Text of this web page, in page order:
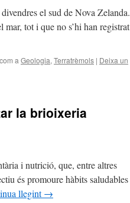
el sud de Nova Zelanda.
mar, tot i que no s’hi han registrat
a Geologia, Terratrèmols | Deixa un
la brioixeria
i nutrició, que, entre altres
és promoure hàbits saludables
llegint→